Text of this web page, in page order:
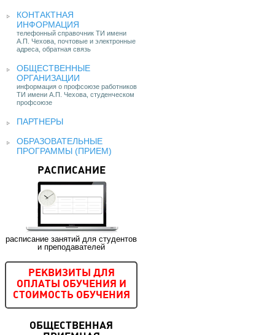
КОНТАКТНАЯ
ИНФОРМАЦИЯ
телефонный справочник ТИ имени
А.П. Чехова, почтовые и электронные
адреса, обратная связь
ОБЩЕСТВЕННЫЕ
ОРГАНИЗАЦИИ
информация о профсоюзе работников
ТИ имени А.П. Чехова, студенческом
профсоюзе
ПАРТНЕРЫ
ОБРАЗОВАТЕЛЬНЫЕ
ПРОГРАММЫ (ПРИЕМ)
РАСПИСАНИЕ
расписание занятий для студентов
и преподавателей
РЕКВИЗИТЫ ДЛЯ
ОПЛАТЫ ОБУЧЕНИЯ И
СТОИМОСТЬ ОБУЧЕНИЯ
ОБЩЕСТВЕННАЯ